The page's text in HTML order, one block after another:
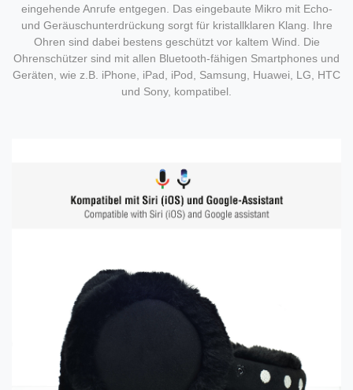
eingehende Anrufe entgegen. Das eingebaute Mikro mit Echo-
und Geräuschunterdrückung sorgt für kristallklaren Klang. Ihre
Ohren sind dabei bestens geschützt vor kaltem Wind. Die
Ohrenschützer sind mit allen Bluetooth-fähigen Smartphones und
Geräten, wie z.B. iPhone, iPad, iPod, Samsung, Huawei, LG, HTC
und Sony, kompatibel.